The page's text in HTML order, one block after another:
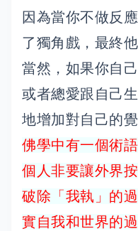
因為當你不做反
了獨角戲，最終
當然，如果你自
或者總愛跟自己
地增加對自己的覺
佛學中有一個術
個人非要讓外界
破除「我執」的
實自我和世界的過